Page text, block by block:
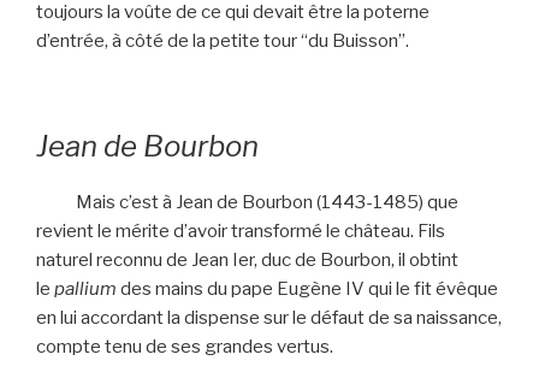
toujours la voûte de ce qui devait être la poterne
d’entrée, à côté de la petite tour “du Buisson”.
Jean de Bourbon
Mais c’est à Jean de Bourbon (1443-1485) que
revient le mérite d’avoir transformé le château. Fils
naturel reconnu de Jean Ier, duc de Bourbon, il obtint
le pallium des mains du pape Eugène IV qui le fit évêque
en lui accordant la dispense sur le défaut de sa naissance,
compte tenu de ses grandes vertus.